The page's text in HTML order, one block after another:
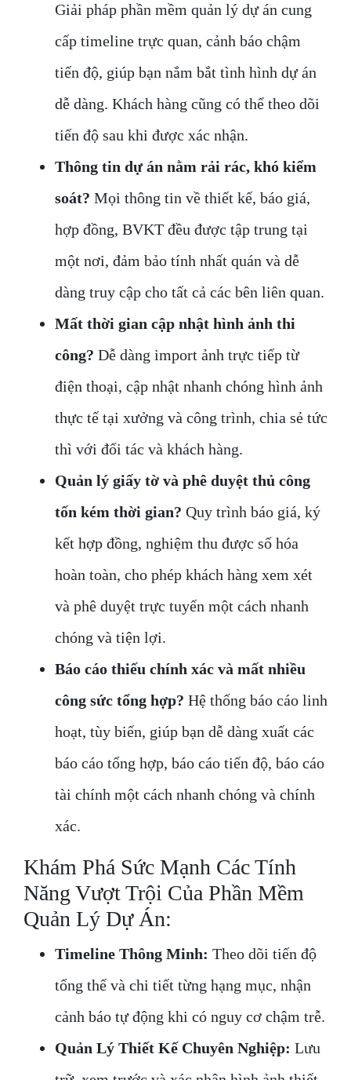
Giải pháp phần mềm quản lý dự án cung
cấp timeline trực quan, cảnh báo chậm
tiến độ, giúp bạn nắm bắt tình hình dự án
dễ dàng. Khách hàng cũng có thể theo dõi
tiến độ sau khi được xác nhận.
Thông tin dự án nằm rải rác, khó kiểm
soát? Mọi thông tin về thiết kế, báo giá,
hợp đồng, BVKT đều được tập trung tại
một nơi, đảm bảo tính nhất quán và dễ
dàng truy cập cho tất cả các bên liên quan.
Mất thời gian cập nhật hình ảnh thi
công? Dễ dàng import ảnh trực tiếp từ
điện thoại, cập nhật nhanh chóng hình ảnh
thực tế tại xưởng và công trình, chia sẻ tức
thì với đối tác và khách hàng.
Quản lý giấy tờ và phê duyệt thủ công
tốn kém thời gian? Quy trình báo giá, ký
kết hợp đồng, nghiệm thu được số hóa
hoàn toàn, cho phép khách hàng xem xét
và phê duyệt trực tuyến một cách nhanh
chóng và tiện lợi.
Báo cáo thiếu chính xác và mất nhiều
công sức tổng hợp? Hệ thống báo cáo linh
hoạt, tùy biến, giúp bạn dễ dàng xuất các
báo cáo tổng hợp, báo cáo tiến độ, báo cáo
tài chính một cách nhanh chóng và chính
xác.
Khám Phá Sức Mạnh Các Tính
Năng Vượt Trội Của Phần Mềm
Quản Lý Dự Án:
Timeline Thông Minh: Theo dõi tiến độ
tổng thể và chi tiết từng hạng mục, nhận
cảnh báo tự động khi có nguy cơ chậm trễ.
Quản Lý Thiết Kế Chuyên Nghiệp: Lưu